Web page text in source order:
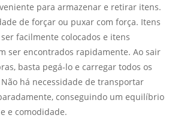
para armazenar e retirar itens.
de forçar ou puxar com força. Itens
facilmente colocados e itens
ser encontrados rapidamente. Ao sair
basta pegá-lo e carregar todos os
há necessidade de transportar
conseguindo um equilíbrio
e comodidade.